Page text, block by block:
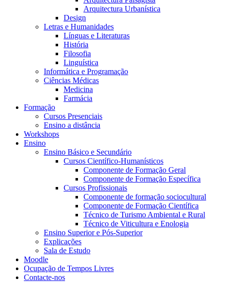
Arquitectura Urbanística
Design
Letras e Humanidades
Línguas e Literaturas
História
Filosofia
Linguística
Informática e Programação
Ciências Médicas
Medicina
Farmácia
Formação
Cursos Presenciais
Ensino a distância
Workshops
Ensino
Ensino Básico e Secundário
Cursos Científico-Humanísticos
Componente de Formação Geral
Componente de Formação Específica
Cursos Profissionais
Componente de formação sociocultural
Componente de Formação Científica
Técnico de Turismo Ambiental e Rural
Técnico de Viticultura e Enologia
Ensino Superior e Pós-Superior
Explicações
Sala de Estudo
Moodle
Ocupação de Tempos Livres
Contacte-nos